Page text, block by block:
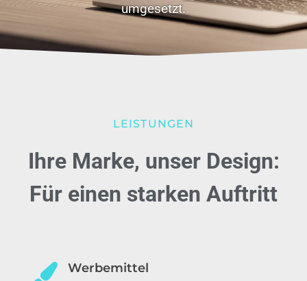
umgesetzt.
LEISTUNGEN
Ihre Marke, unser Design:
Für einen starken Auftritt
Werbemittel